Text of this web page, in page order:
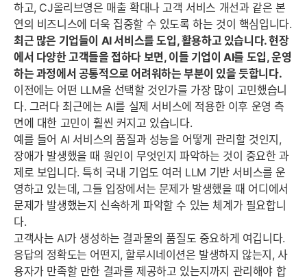
하고, CJ올리브영은 매출 확대나 고객 서비스 개선과 같은 본
연의 비즈니스에 더욱 집중할 수 있도록 하는 것이 핵심입니다.
최근 많은 기업들이 AI 서비스를 도입, 활용하고 있습니다. 현장
에서 다양한 고객들을 접하다 보면, 이들 기업이 AI를 도입, 운영
하는 과정에서 공통적으로 어려워하는 부분이 있을 듯합니다.
이전에는 어떤 LLM을 선택할 것인가를 가장 많이 고민했습니
다. 그러다 최근에는 AI를 실제 서비스에 적용한 이후 운영 측
면에 대한 고민이 훨씬 커지고 있습니다.
예를 들어 AI 서비스의 품질과 성능을 어떻게 관리할 것인지,
장애가 발생했을 때 원인이 무엇인지 파악하는 것이 중요한 과
제로 보입니다. 특히 국내 기업도 여러 LLM 기반 서비스를 운
영하고 있는데, 그들 입장에서는 문제가 발생했을 때 어디에서
문제가 발생했는지 신속하게 파악할 수 있는 체계가 필요합니
다.
고객사는 AI가 생성하는 결과물의 품질도 중요하게 여깁니다.
응답의 정확도는 어떤지, 할루시네이션은 발생하지 않는지, 사
용자가 만족할 만한 결과를 제공하고 있는지까지 관리해야 합